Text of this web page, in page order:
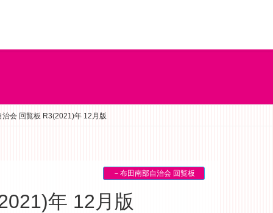
治会 回覧板 R3(2021)年 12月版
－布田南部自治会 回覧板
年 12月版